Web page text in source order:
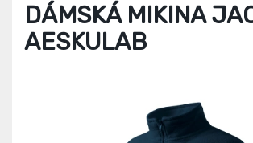
DÁMSKÁ MIKINA
AESKULAB